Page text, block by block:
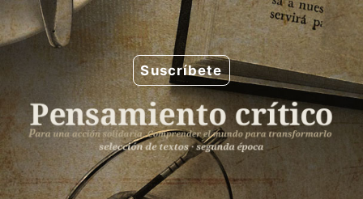
Saltar
al
contenido
Suscríbete